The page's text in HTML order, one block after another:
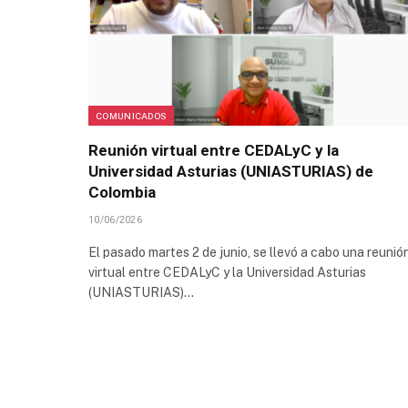
COMUNICADOS
Reunión virtual entre CEDALyC y la
Universidad Asturias (UNIASTURIAS) de
Colombia
10/06/2026
El pasado martes 2 de junio, se llevó a cabo una
virtual entre CEDALyC y la Universidad Asturias
(UNIASTURIAS)…